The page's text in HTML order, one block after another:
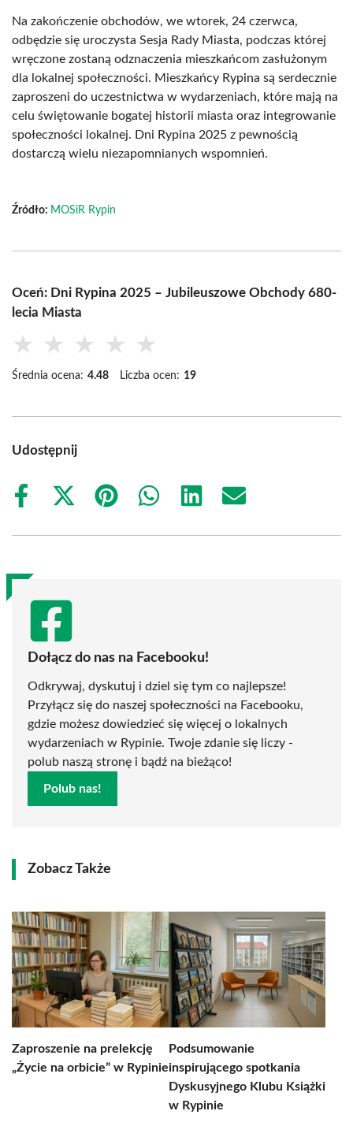
Na zakończenie obchodów, we wtorek, 24 czerwca,
odbędzie się uroczysta Sesja Rady Miasta, podczas której
wręczone zostaną odznaczenia mieszkańcom zasłużonym
dla lokalnej społeczności. Mieszkańcy Rypina są serdecznie
zaproszeni do uczestnictwa w wydarzeniach, które mają na
celu świętowanie bogatej historii miasta oraz integrowanie
społeczności lokalnej. Dni Rypina 2025 z pewnością
dostarczą wielu niezapomnianych wspomnień.
Źródło: MOSiR Rypin
Oceń: Dni Rypina 2025 – Jubileuszowe Obchody 680-
lecia Miasta
★ ★ ★ ★ ★
Średnia ocena: 4.48 Liczba ocen: 19
Udostępnij
Share
Share
(Twitter)
Share
Share
Share
Share
Dołącz do nas na Facebooku!
Odkrywaj, dyskutuj i dziel się tym co najlepsze!
Przyłącz się do naszej społeczności na Facebooku,
gdzie możesz dowiedzieć się więcej o lokalnych
wydarzeniach w Rypinie. Twoje zdanie się liczy -
polub naszą stronę i bądź na bieżąco!
Polub nas!
Zobacz Także
Zaproszenie na prelekcję
„Życie na orbicie” w Rypinie
Podsumowanie
inspirującego spotkania
Dyskusyjnego Klubu Książki
w Rypinie